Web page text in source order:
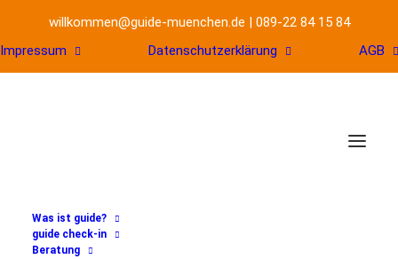
willkommen@guide-muenchen.de | 089-22 84 15 84
Impressum
Datenschutzerklärung AGB
Was ist guide?
guide check-in
Beratung